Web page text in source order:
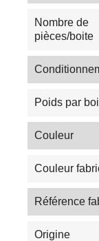
Nombre de
pièces/boite
Poids par
Couleur
Couleur
Référence
Origine